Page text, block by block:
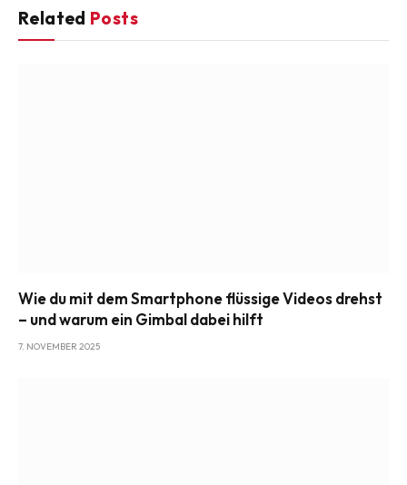
Related Posts
Wie du mit dem Smartphone flüssige Videos drehst
– und warum ein Gimbal dabei hilft
7. NOVEMBER 2025